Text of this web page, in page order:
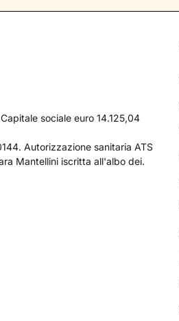
sociale euro 14.125,04
Autorizzazione sanitaria ATS
Mantellini iscritta all'albo dei.